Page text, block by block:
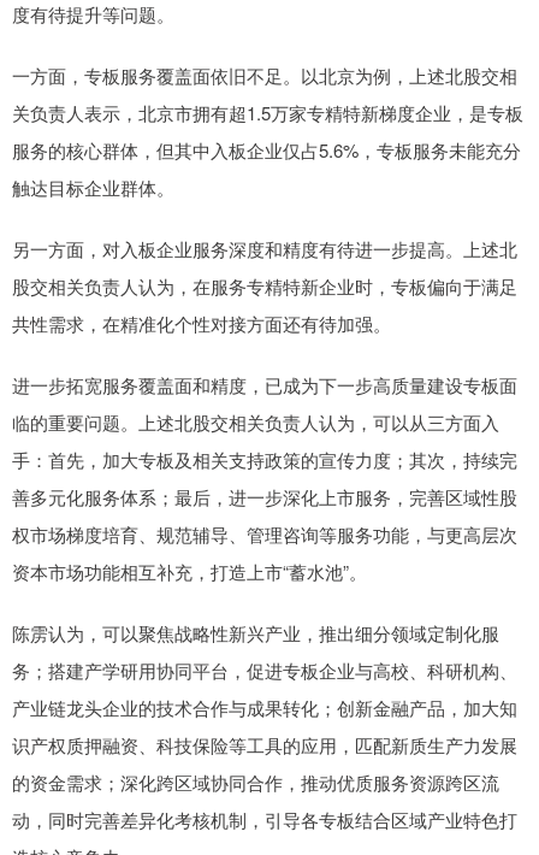
度有待提升等问题。
一方面，专板服务覆盖面依旧不足。以北京为例，上述北股交相
关负责人表示，北京市拥有超1.5万家专精特新梯度企业，是专板
服务的核心群体，但其中入板企业仅占5.6%，专板服务未能充分
触达目标企业群体。
另一方面，对入板企业服务深度和精度有待进一步提高。上述北
股交相关负责人认为，在服务专精特新企业时，专板偏向于满足
共性需求，在精准化个性对接方面还有待加强。
进一步拓宽服务覆盖面和精度，已成为下一步高质量建设专板面
临的重要问题。上述北股交相关负责人认为，可以从三方面入
手：首先，加大专板及相关支持政策的宣传力度；其次，持续完
善多元化服务体系；最后，进一步深化上市服务，完善区域性股
权市场梯度培育、规范辅导、管理咨询等服务功能，与更高层次
资本市场功能相互补充，打造上市“蓄水池”。
陈雳认为，可以聚焦战略性新兴产业，推出细分领域定制化服
务；搭建产学研用协同平台，促进专板企业与高校、科研机构、
产业链龙头企业的技术合作与成果转化；创新金融产品，加大知
识产权质押融资、科技保险等工具的应用，匹配新质生产力发展
的资金需求；深化跨区域协同合作，推动优质服务资源跨区流
动，同时完善差异化考核机制，引导各专板结合区域产业特色打